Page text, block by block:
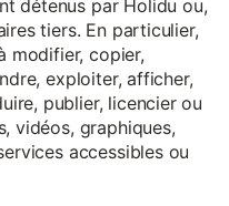
détenus par Holidu ou,
tiers. En particulier,
modifier, copier,
exploiter, afficher,
publier, licencier ou
vidéos, graphiques,
accessibles ou